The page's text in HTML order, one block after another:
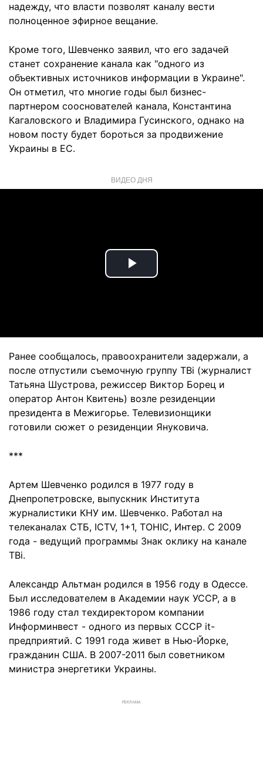
надежду, что власти позволят каналу вести
полноценное эфирное вещание.
Кроме того, Шевченко заявил, что его задачей
станет сохранение канала как "одного из
объективных источников информации в Украине".
Он отметил, что многие годы был бизнес-
партнером сооснователей канала, Константина
Кагаловского и Владимира Гусинского, однако на
новом посту будет бороться за продвижение
Украины в ЕС.
ВИДЕО ДНЯ
Play
Ранее сообщалось, правоохранители задержали, а
после отпустили съемочную группу ТВі (журналист
Татьяна Шустрова, режиссер Виктор Борец и
оператор Антон Квитень) возле резиденции
президента в Межигорье. Телевизионщики
готовили сюжет о резиденции Януковича.
***
Артем Шевченко родился в 1977 году в
Днепропетровске, выпускник Института
журналистики КНУ им. Шевченко. Работал на
телеканалах СТБ, ICTV, 1+1, ТОНІС, Интер. С 2009
года - ведущий программы Знак оклику на канале
ТВі.
Александр Альтман родился в 1956 году в Одессе.
Был исследователем в Академии наук УССР, а в
1986 году стал техдиректором компании
Информинвест - одного из первых СССР it-
предприятий. С 1991 года живет в Нью-Йорке,
гражданин США. В 2007-2011 был советником
министра энергетики Украины.
РЕКЛАМА